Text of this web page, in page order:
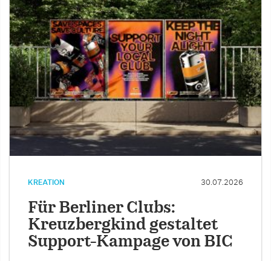
KREATION 30.07.2026
Für Berliner Clubs:
Kreuzbergkind gestaltet
Support-Kampage von BIC